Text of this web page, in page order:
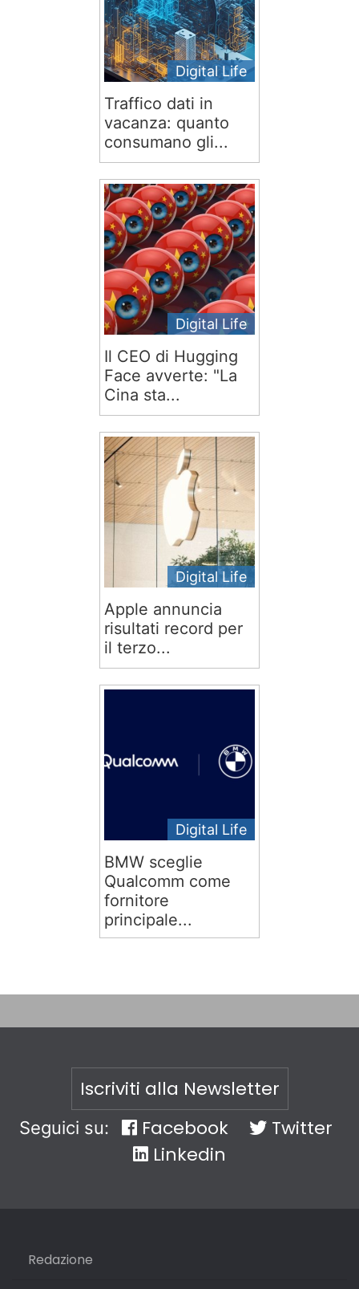
Digital Life
Traffico dati in
vacanza: quanto
consumano gli...
Digital Life
Il CEO di Hugging
Face avverte: "La
Cina sta...
Digital Life
Apple annuncia
risultati record per
il terzo...
Digital Life
BMW sceglie
Qualcomm come
fornitore
principale...
Iscriviti alla Newsletter
Seguici su: Facebook
Twitter
Linkedin
Redazione